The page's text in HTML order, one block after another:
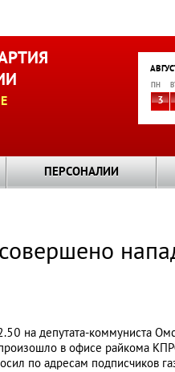
ПН ВТ
3
ПЕРСОНАЛИИ
на депутата-коммуниста
в офисе райкома
по адресам подписчиков